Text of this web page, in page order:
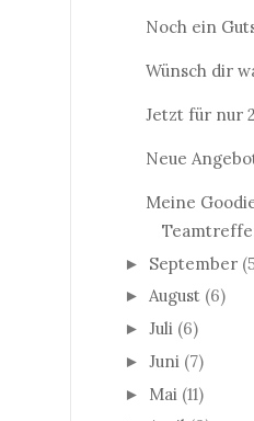
Noch ein
Wünsch dir
Jetzt für nur
Neue
Meine
► September
► August (6)
► Juli (6)
► Juni (7)
► Mai (11)